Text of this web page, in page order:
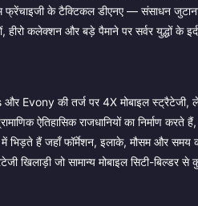
के टैक्टिकल डीएनए — संसाधन
कलेक्शन और बड़े पैमाने पर सर्वर युद्धों के
की तर्ज पर 4X मोबाइल स्ट्रैटेजी,
ऐतिहासिक राजधानियों का निर्माण
हैं जहाँ फॉर्मेशन, इलाके, मौसम और समय
खिलाड़ी जो सामान्य मोबाइल सिटी-